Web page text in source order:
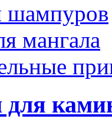
шампуров
мангала
для